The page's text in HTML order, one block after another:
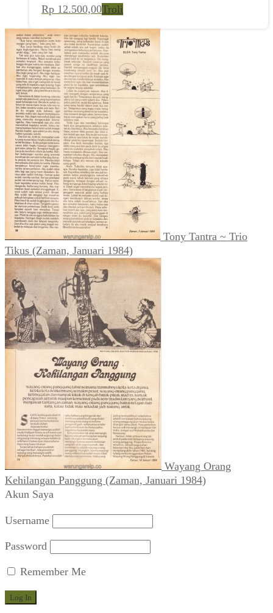
Rp 12.500,00Troli
Tony Tantra ~ Trio
Tikus (Zaman, Januari 1984)
Wayang Orang
Kehilangan Panggung (Zaman, Januari 1984)
Akun Saya
Username
Password
Remember Me